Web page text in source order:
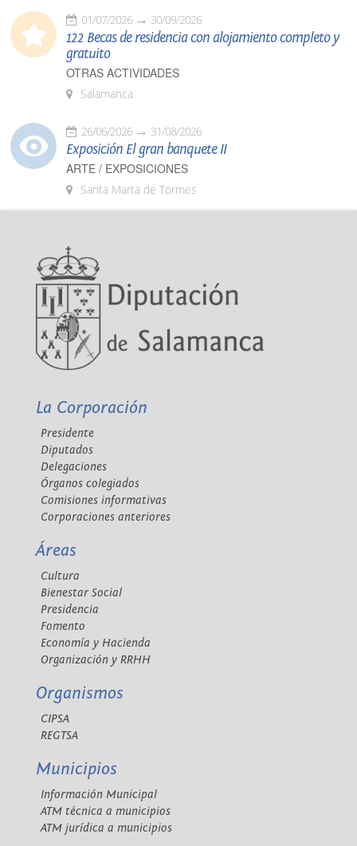
01/07/2026 30/09/2026
122 Becas de residencia con alojamiento completo y
gratuito
OTRAS ACTIVIDADES
Salamanca
26/06/2026 31/08/2026
Exposición El gran banquete II
ARTE / EXPOSICIONES
Santa Marta de Tormes
La Corporación
Presidente
Diputados
Delegaciones
Órganos colegiados
Comisiones informativas
Corporaciones anteriores
Áreas
Cultura
Bienestar Social
Presidencia
Fomento
Economía y Hacienda
Organización y RRHH
Organismos
CIPSA
REGTSA
Municipios
Información Municipal
ATM técnica a municipios
ATM jurídica a municipios